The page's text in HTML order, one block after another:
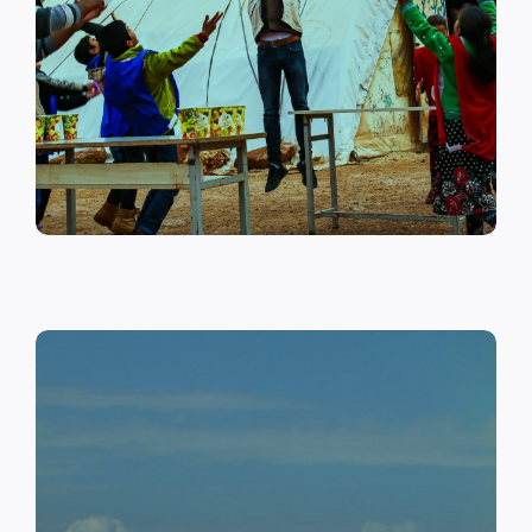
على أهمية حماية الطفل وإنشاء
مراكز لبناء القدرات والتوعية
الصحية والنفسية.
اقرأ المزيد